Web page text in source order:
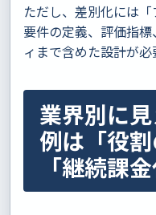
ただし、差別化には
要件の定義、評価指
ィまで含めた設計が必
業界別に
例は「役
「継続課